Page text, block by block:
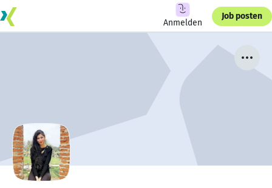
Anmelden
Job posten